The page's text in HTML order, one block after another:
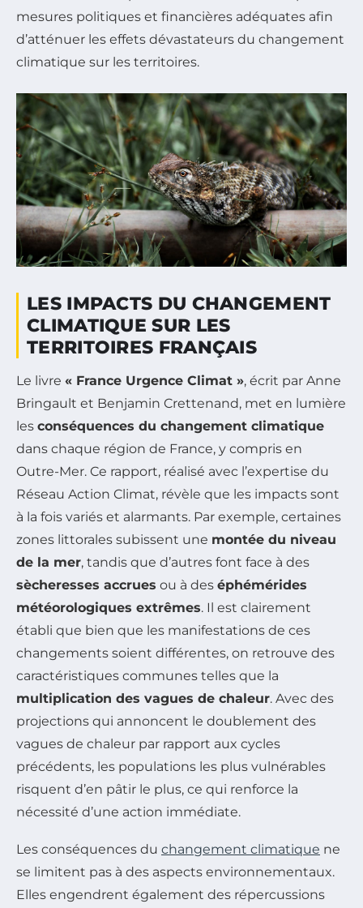
mesures politiques et financières adéquates afin
d’atténuer les effets dévastateurs du changement
climatique sur les territoires.
LES IMPACTS DU CHANGEMENT
CLIMATIQUE SUR LES
TERRITOIRES FRANÇAIS
Le livre « France Urgence Climat », écrit par Anne
Bringault et Benjamin Crettenand, met en lumière
les conséquences du changement climatique
dans chaque région de France, y compris en
Outre-Mer. Ce rapport, réalisé avec l’expertise du
Réseau Action Climat, révèle que les impacts sont
à la fois variés et alarmants. Par exemple, certaines
zones littorales subissent une montée du niveau
de la mer, tandis que d’autres font face à des
sècheresses accrues ou à des éphémérides
météorologiques extrêmes. Il est clairement
établi que bien que les manifestations de ces
changements soient différentes, on retrouve des
caractéristiques communes telles que la
multiplication des vagues de chaleur. Avec des
projections qui annoncent le doublement des
vagues de chaleur par rapport aux cycles
précédents, les populations les plus vulnérables
risquent d’en pâtir le plus, ce qui renforce la
nécessité d’une action immédiate.
Les conséquences du changement climatique ne
se limitent pas à des aspects environnementaux.
Elles engendrent également des répercussions